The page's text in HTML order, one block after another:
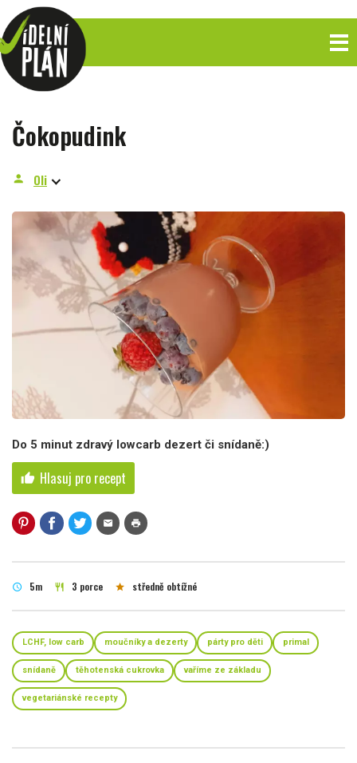
Čokopudink
person Oli
Do 5 minut zdravý lowcarb dezert či snídaně:)
thumb_up Hlasuj pro recept
mail print
schedule 5m restaurant 3 porce star středně obtížné
LCHF, low carb moučníky a dezerty párty pro děti primal
snídaně těhotenská cukrovka vaříme ze základu
vegetariánské recepty